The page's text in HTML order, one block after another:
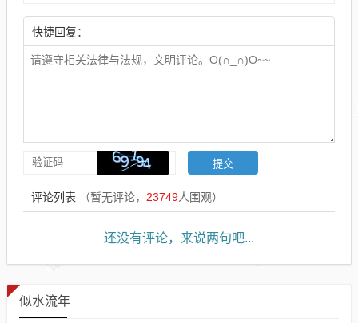
快捷回复：
评论列表 （暂无评论， 23749人围观）
还没有评论，来说两句吧...
似水流年